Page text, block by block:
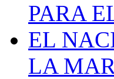
PARA
EL
LA